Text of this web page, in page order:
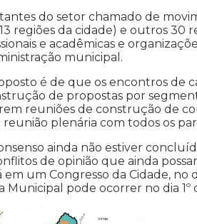
do setor chamado de
regiões da cidade) e outros 30
e acadêmicas e
municipal.
é de que os encontros de
de propostas por
reuniões de construção de
plenária com todos os
ainda não estiver
de opinião que ainda
um Congresso da Cidade, no
Municipal pode ocorrer no dia